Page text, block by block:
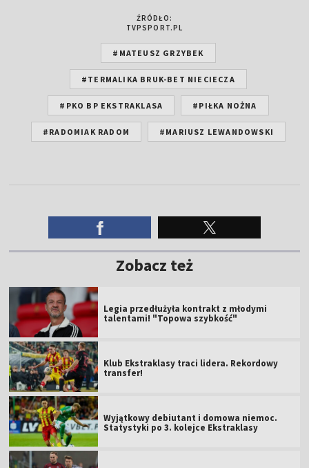
ŹRÓDŁO:
TVPSPORT.PL
#MATEUSZ GRZYBEK
#TERMALIKA BRUK-BET NIECIECZA
#PKO BP EKSTRAKLASA #PIŁKA NOŻNA
#RADOMIAK RADOM #MARIUSZ LEWANDOWSKI
Zobacz też
Legia przedłużyła kontrakt z młodymi
talentami! "Topowa szybkość"
Klub Ekstraklasy traci lidera. Rekordowy
transfer!
Wyjątkowy debiutant i domowa niemoc.
Statystyki po 3. kolejce Ekstraklasy